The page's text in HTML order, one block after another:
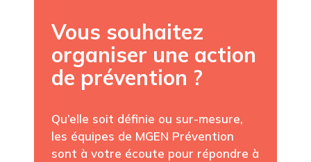
Vous souhaitez
organiser une action
de prévention ?
Qu’elle soit définie ou sur-mesure,
les équipes de MGEN Prévention
sont à votre écoute pour répondre à